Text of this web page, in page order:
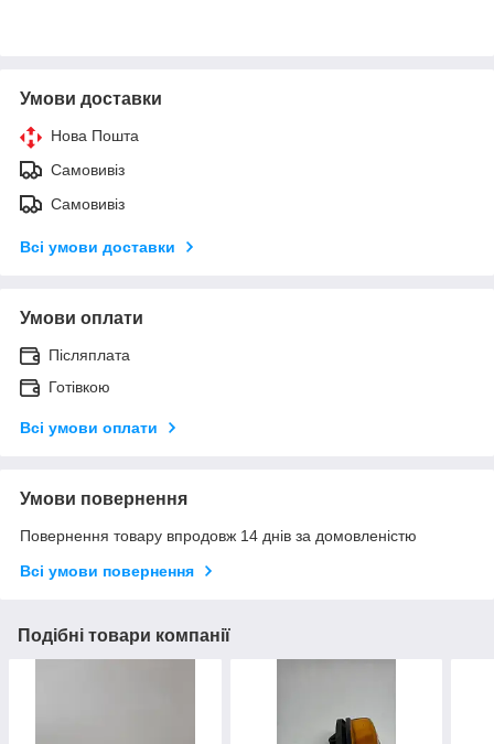
Умови доставки
Нова Пошта
Самовивіз
Самовивіз
Всі умови доставки
Умови оплати
Післяплата
Готівкою
Всі умови оплати
Умови повернення
Повернення товару впродовж 14 днів за домовленістю
Всі умови повернення
Подібні товари компанії